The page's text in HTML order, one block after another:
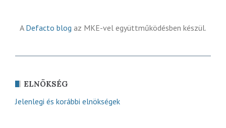
A Defacto blog az MKE-vel együttműködésben készül.
ELNÖKSÉG
Jelenlegi és korábbi elnökségek